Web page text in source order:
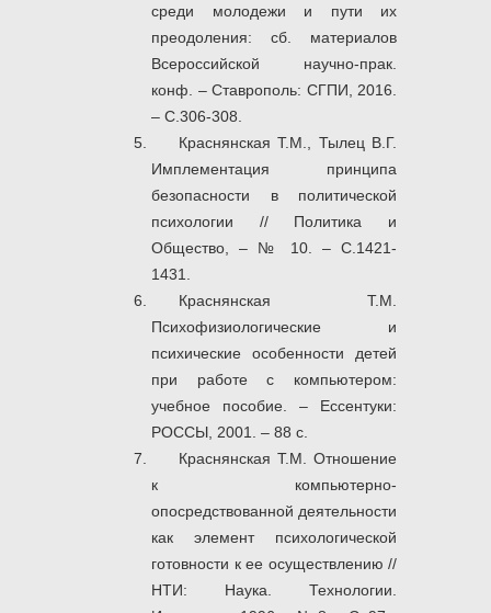
среди молодежи и пути их
преодоления: cб. материалов
Всероссийской научно-прак.
конф. – Ставрополь: СГПИ, 2016.
– С.306-308.
Краснянская Т.М., Тылец В.Г.
Имплементация принципа
безопасности в политической
психологии // Политика и
Общество, – № 10. – С.1421-
1431.
Краснянская Т.М.
Психофизиологические и
психические особенности детей
при работе с компьютером:
учебное пособие. – Ессентуки:
РОССЫ, 2001. – 88 с.
Краснянская Т.М. Отношение
к компьютерно-
опосредствованной деятельности
как элемент психологической
готовности к ее осуществлению //
НТИ: Наука. Технологии.